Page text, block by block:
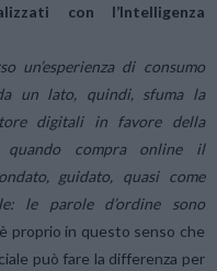
con l’Intelligenza
un’esperienza di consumo
un lato, quindi, sfuma la
digitali in favore della
quando compra online il
guidato, quasi come
le parole d’ordine sono
proprio in questo senso che
può fare la differenza per